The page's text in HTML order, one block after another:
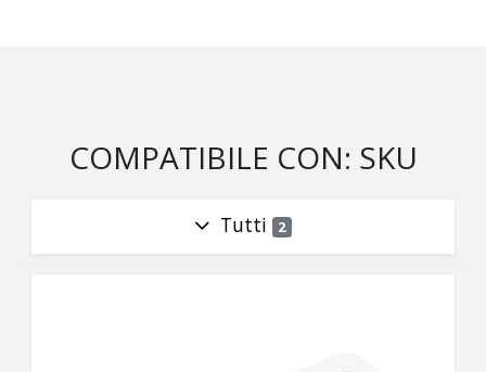
COMPATIBILE CON: SKU
Tutti 2